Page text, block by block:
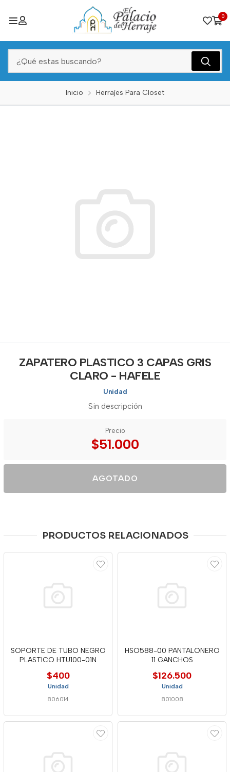
0
Inicio Herrajes Para Closet
ZAPATERO PLASTICO 3 CAPAS GRIS
CLARO - HAFELE
Unidad
Sin descripción
Precio
$51.000
AGOTADO
PRODUCTOS RELACIONADOS
SOPORTE DE TUBO NEGRO
PLASTICO HTU100-01N
$400
Unidad
806014
HSO588-00 PANTALONERO
11 GANCHOS
$126.500
Unidad
801008